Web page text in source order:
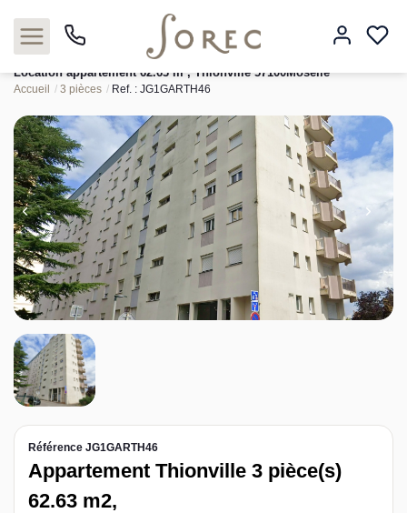
Acheter
Louer
Estimer
Neuf
Gestion
Syndic
L’équipe sorec
Recrutement
Location appartement 62.63 m², Thionville 57100Moselle
Accueil 3 pièces Ref. : JG1GARTH46
Référence JG1GARTH46
Appartement Thionville 3 pièce(s)
62.63 m2,